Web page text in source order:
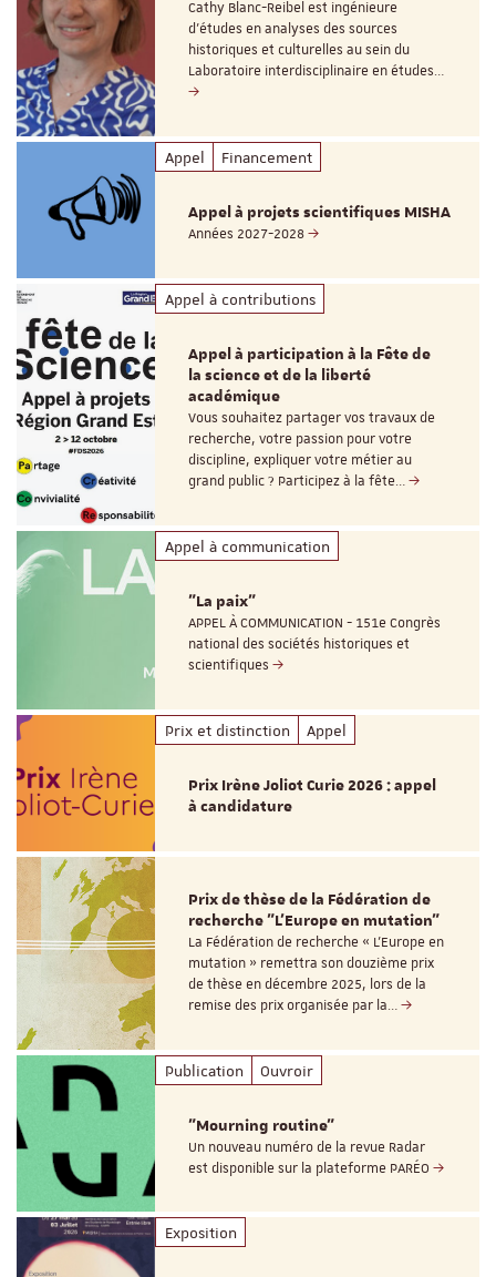
Cathy Blanc-Reibel est ingénieure
d’études en analyses des sources
historiques et culturelles au sein du
Laboratoire interdisciplinaire en études…
Appel Financement
Appel à projets scientifiques MISHA
Années 2027-2028
Appel à contributions
Appel à participation à la Fête de
la science et de la liberté
académique
Vous souhaitez partager vos travaux de
recherche, votre passion pour votre
discipline, expliquer votre métier au
grand public ? Participez à la fête…
Appel à communication
"La paix"
APPEL À COMMUNICATION - 151e Congrès
national des sociétés historiques et
scientifiques
Prix et distinction Appel
Prix Irène Joliot Curie 2026 : appel
à candidature
Prix de thèse de la Fédération de
recherche "L’Europe en mutation"
La Fédération de recherche « L’Europe en
mutation » remettra son douzième prix
de thèse en décembre 2025, lors de la
remise des prix organisée par la…
Publication Ouvroir
"Mourning routine"
Un nouveau numéro de la revue Radar
est disponible sur la plateforme PARÉO
Exposition